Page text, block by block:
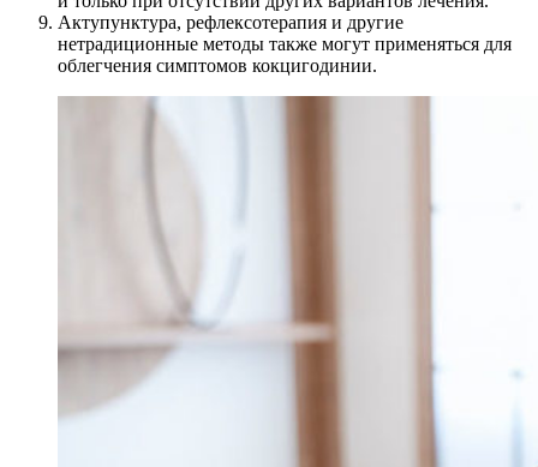
Актупунктура, рефлексотерапия и другие
нетрадиционные методы также могут применяться для
облегчения симптомов кокцигодинии.